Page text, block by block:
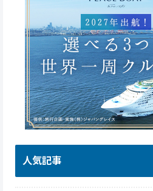
人気記事